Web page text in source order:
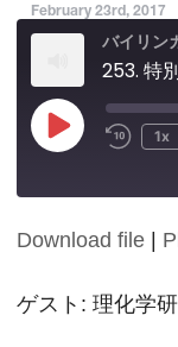
February 23rd, 2017
バイリン
253. 特
Play
Episode
1x
SHARE
LINK
Download file
ゲスト: 理化学